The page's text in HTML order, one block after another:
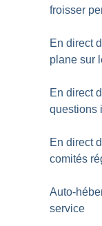
froisser
En direct
plane sur
En direct
questions
En direct
comités
Auto-
service